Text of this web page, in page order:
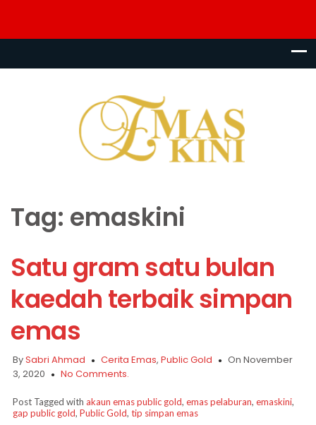
Tag: emaskini
Satu gram satu bulan
kaedah terbaik simpan
emas
BySabri Ahmad Cerita Emas, Public Gold
On November
3, 2020
No Comments.
Post Tagged with akaun emas public gold, emas pelaburan, emaskini,
gap public gold, Public Gold, tip simpan emas